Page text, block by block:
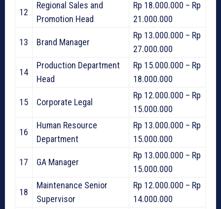
12
Regional Sales and
Promotion Head
Rp 18.000.000 – Rp
21.000.000
13 Brand Manager
Rp 13.000.000 – Rp
27.000.000
14
Production Department
Head
Rp 15.000.000 – Rp
18.000.000
15 Corporate Legal
Rp 12.000.000 – Rp
15.000.000
16
Human Resource
Department
Rp 13.000.000 – Rp
15.000.000
17 GA Manager
Rp 13.000.000 – Rp
15.000.000
18
Maintenance Senior
Supervisor
Rp 12.000.000 – Rp
14.000.000